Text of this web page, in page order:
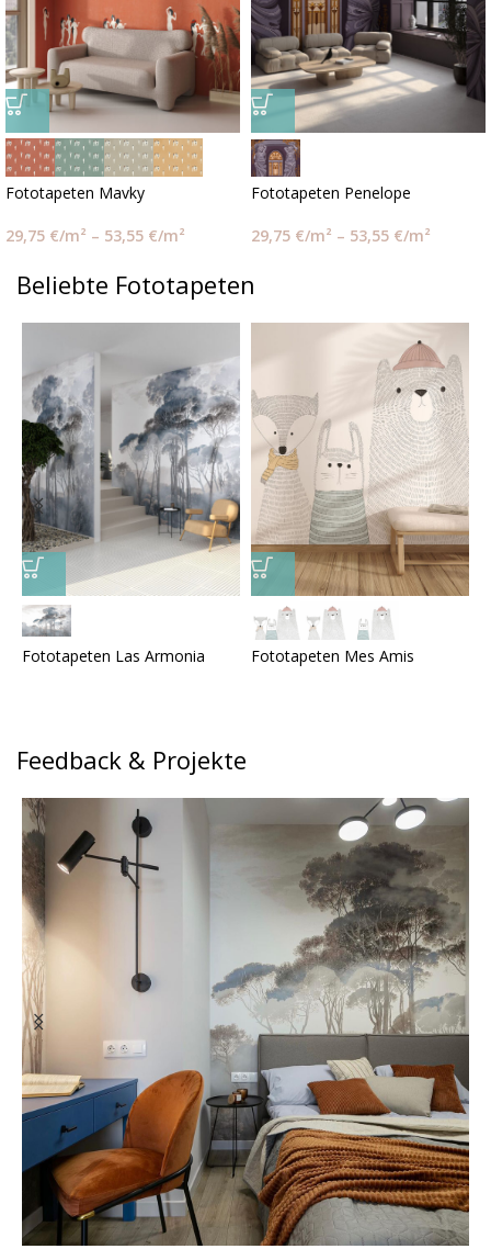
Fototapeten Mavky
29,75 €/m² – 53,55 €/m²
Fototapeten Penelope
29,75 €/m² – 53,55 €/m²
Beliebte Fototapeten
Fototapeten Las Armonia Fototapeten Mes Amis
Feedback & Projekte